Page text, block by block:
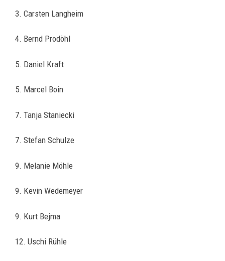
3. Carsten Langheim
4. Bernd Prodöhl
5. Daniel Kraft
5. Marcel Boin
7. Tanja Staniecki
7. Stefan Schulze
9. Melanie Möhle
9. Kevin Wedemeyer
9. Kurt Bejma
12. Uschi Rühle